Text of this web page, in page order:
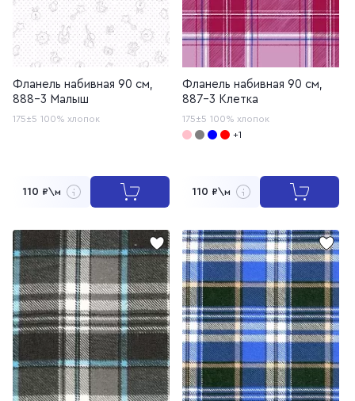
Фланель набивная 90 см,
888-3 Малыш
175±5 100% хлопок
110 ₽\м
Фланель набивная 90 см,
887-3 Клетка
175±5 100% хлопок
+1
110 ₽\м